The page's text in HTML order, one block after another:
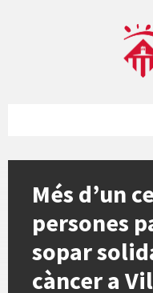
Més d’un
persones
sopar
càncer a